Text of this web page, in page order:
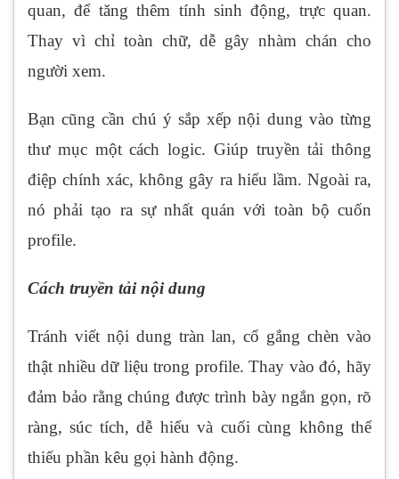
quan, để tăng thêm tính sinh động, trực quan.
Thay vì chỉ toàn chữ, dễ gây nhàm chán cho
người xem.
Bạn cũng cần chú ý sắp xếp nội dung vào từng
thư mục một cách logic. Giúp truyền tải thông
điệp chính xác, không gây ra hiểu lầm. Ngoài ra,
nó phải tạo ra sự nhất quán với toàn bộ cuốn
profile.
Cách truyền tải nội dung
Tránh viết nội dung tràn lan, cố gắng chèn vào
thật nhiều dữ liệu trong profile. Thay vào đó, hãy
đảm bảo rằng chúng được trình bày ngắn gọn, rõ
ràng, súc tích, dễ hiểu và cuối cùng không thể
thiếu phần kêu gọi hành động.